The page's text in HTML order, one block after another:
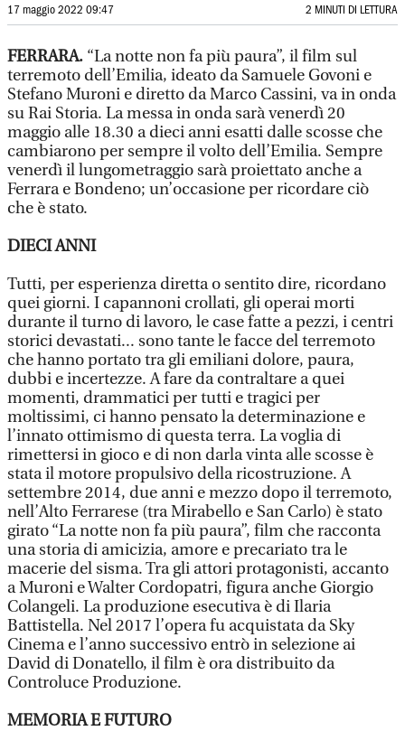
17 maggio 2022 09:47 2 MINUTI DI LETTURA
FERRARA. “La notte non fa più paura”, il film sul
terremoto dell’Emilia, ideato da Samuele Govoni e
Stefano Muroni e diretto da Marco Cassini, va in onda
su Rai Storia. La messa in onda sarà venerdì 20
maggio alle 18.30 a dieci anni esatti dalle scosse che
cambiarono per sempre il volto dell’Emilia. Sempre
venerdì il lungometraggio sarà proiettato anche a
Ferrara e Bondeno; un’occasione per ricordare ciò
che è stato.
DIECI ANNI
Tutti, per esperienza diretta o sentito dire, ricordano
quei giorni. I capannoni crollati, gli operai morti
durante il turno di lavoro, le case fatte a pezzi, i centri
storici devastati... sono tante le facce del terremoto
che hanno portato tra gli emiliani dolore, paura,
dubbi e incertezze. A fare da contraltare a quei
momenti, drammatici per tutti e tragici per
moltissimi, ci hanno pensato la determinazione e
l’innato ottimismo di questa terra. La voglia di
rimettersi in gioco e di non darla vinta alle scosse è
stata il motore propulsivo della ricostruzione. A
settembre 2014, due anni e mezzo dopo il terremoto,
nell’Alto Ferrarese (tra Mirabello e San Carlo) è stato
girato “La notte non fa più paura”, film che racconta
una storia di amicizia, amore e precariato tra le
macerie del sisma. Tra gli attori protagonisti, accanto
a Muroni e Walter Cordopatri, figura anche Giorgio
Colangeli. La produzione esecutiva è di Ilaria
Battistella. Nel 2017 l’opera fu acquistata da Sky
Cinema e l’anno successivo entrò in selezione ai
David di Donatello, il film è ora distribuito da
Controluce Produzione.
MEMORIA E FUTURO